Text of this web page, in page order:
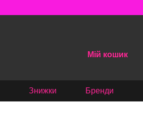
Мій кошик
Знижки Бренди